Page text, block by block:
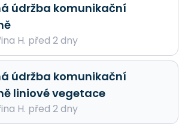
údržba komunikační
H. před 2 dny
údržba komunikační
liniové vegetace
H. před 2 dny